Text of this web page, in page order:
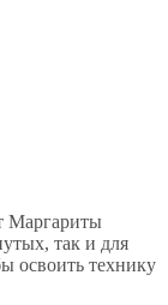
Маргариты
так и для
освоить технику